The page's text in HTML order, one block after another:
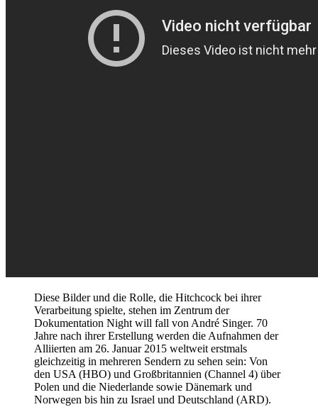
Diese Bilder und die Rolle, die Hitchcock bei ihrer
Verarbeitung spielte, stehen im Zentrum der
Dokumentation Night will fall von André Singer. 70
Jahre nach ihrer Erstellung werden die Aufnahmen der
Alliierten am 26. Januar 2015 weltweit erstmals
gleichzeitig in mehreren Sendern zu sehen sein: Von
den USA (HBO) und Großbritannien (Channel 4) über
Polen und die Niederlande sowie Dänemark und
Norwegen bis hin zu Israel und Deutschland (ARD).